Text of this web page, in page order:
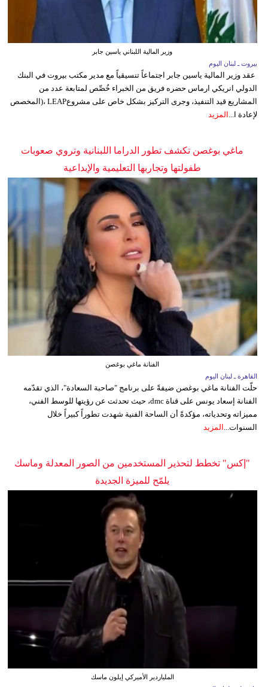
وزير المالية اللبناني ياسين جابر
بيروت ـ لبنان اليوم
عقد وزير المالية ياسين جابر اجتماعاً تنسيقياً مع مدير مكتب بيروت في البنك
الدولي انريكي ارماس حضره فريق من الخبراء خُصِّص لمتابعة عدد من
المشاريع قيد التنفيذ، وجرى التركيز بشكل خاص على مشروعLEAP ،(المخصص
لإعادة ا... المزيد
ماغي بوغصن تكشف تطور الدراما اللبنانية وتروي صعوبات
طفولتها وتجاربها التعليمية والإبداعية
الفنانة ماغي بوغصن
القاهرة ـ لبنان اليوم
حلّت الفنانة ماغي بوغصن ضيفةً على برنامج "صاحبة السعادة"، الذي تقدّمه
الفنانة إسعاد يونس على قناة dmc، حيث تحدثت عن رؤيتها للوسط الفني،
مميزاته وتحدياته، مؤكدةً أن الساحة الفنية شهدت تطوراً كبيراً خلال
السنوات...
المزيد
"إكس" تخطط لتحذير المستخدمين من الصور المعدلة وماسك
يلمّح للميزة الجديدة
الملياردير الأميركي إيلون ماسك